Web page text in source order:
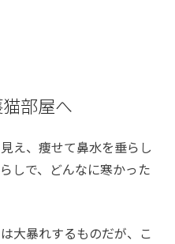
部屋へ
え、痩せて鼻水を垂らし
しで、どんなに寒かった
大暴れするものだが、こ